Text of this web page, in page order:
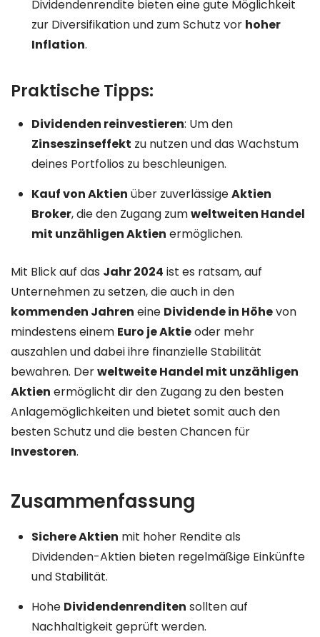
Dividendenrendite bieten eine gute Möglichkeit
zur Diversifikation und zum Schutz vor hoher
Inflation.
Praktische Tipps:
Dividenden reinvestieren: Um den
Zinseszinseffekt zu nutzen und das Wachstum
deines Portfolios zu beschleunigen.
Kauf von Aktien über zuverlässigeAktien
Broker, die den Zugang zumweltweiten Handel
mit unzähligen Aktien ermöglichen.
Mit Blick auf das Jahr 2024 ist es ratsam, auf
Unternehmen zu setzen, die auch in den
kommenden Jahren eine Dividende in Höhevon
mindestens einem Euro je Aktieoder mehr
auszahlen und dabei ihre finanzielle Stabilität
bewahren. Derweltweite Handel mit unzähligen
Aktien ermöglicht dir den Zugang zu den besten
Anlagemöglichkeiten und bietet somit auch den
besten Schutz und die besten Chancen für
Investoren.
Zusammenfassung
Sichere Aktien mit hoher Rendite als
Dividenden-Aktien bieten regelmäßige Einkünfte
und Stabilität.
Hohe Dividendenrenditen sollten auf
Nachhaltigkeit geprüft werden.